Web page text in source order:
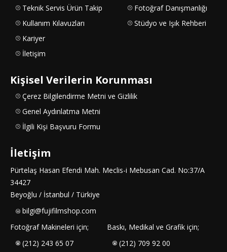
Teknik Servis Ürün Takip
Kullanım Kılavuzları
Kariyer
İletişim
Fotoğraf Danışmanlığı
Stüdyo ve Işık Rehberi
Kişisel Verilerin Korunması
Çerez Bilgilendirme Metni ve Gizlilik
Genel Aydınlatma Metni
İlgili Kişi Başvuru Formu
İletişim
Pürtelaş Hasan Efendi Mah. Meclis-i Mebusan Cad. No:37/A
34427
Beyoğlu / İstanbul / Türkiye
bilgi@fujifilmshop.com
Fotoğraf Makineleri için;
(212) 243 65 07
Baskı, Medikal ve Grafik için;
(212) 709 92 00